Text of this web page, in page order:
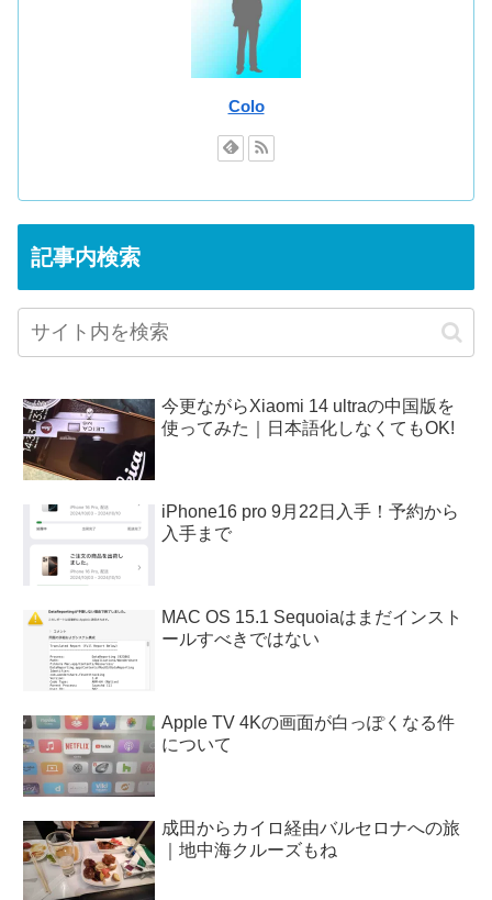
Colo
記事内検索
今更ながらXiaomi 14 ultraの中国版を
使ってみた｜日本語化しなくてもOK!
iPhone16 pro 9月22日入手！予約から
入手まで
MAC OS 15.1 Sequoiaはまだインスト
ールすべきではない
Apple TV 4Kの画面が白っぽくなる件
について
成田からカイロ経由バルセロナへの旅
｜地中海クルーズもね